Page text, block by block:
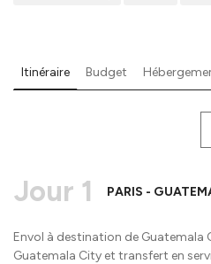
Itinéraire Budget
Jour 1 PARIS -
Envol à destination de Guatemala
Guatemala City et transfert en